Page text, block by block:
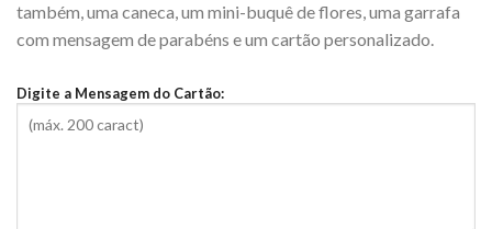
também, uma caneca, um mini-buquê de flores, uma garrafa
com mensagem de parabéns e um cartão personalizado.
Digite a Mensagem do Cartão: